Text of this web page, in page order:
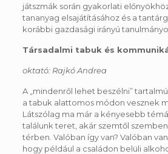
játszmák során gyakorlati
tananyag elsajátításához és a
korábbi gazdasági irányú
Társadalmi tabuk és
oktató: Rajkó Andrea
A „mindenről lehet beszélni”
a tabuk alattomos módon vesznek
Látszólag ma már a kényesebb
találunk teret, akár szemtől
térben. Valóban így van? Valóban
hogy például a családon belüli